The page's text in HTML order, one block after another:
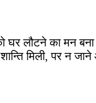
लौटने का मन
मिली, पर न